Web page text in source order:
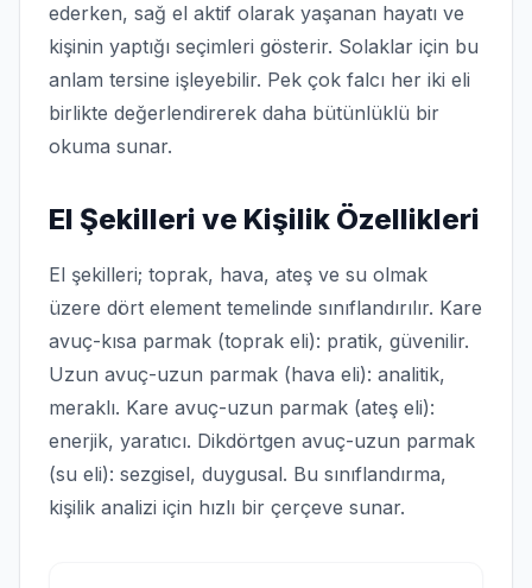
ederken, sağ el aktif olarak yaşanan hayatı ve
kişinin yaptığı seçimleri gösterir. Solaklar için bu
anlam tersine işleyebilir. Pek çok falcı her iki eli
birlikte değerlendirerek daha bütünlüklü bir
okuma sunar.
El Şekilleri ve Kişilik Özellikleri
El şekilleri; toprak, hava, ateş ve su olmak
üzere dört element temelinde sınıflandırılır. Kare
avuç-kısa parmak (toprak eli): pratik, güvenilir.
Uzun avuç-uzun parmak (hava eli): analitik,
meraklı. Kare avuç-uzun parmak (ateş eli):
enerjik, yaratıcı. Dikdörtgen avuç-uzun parmak
(su eli): sezgisel, duygusal. Bu sınıflandırma,
kişilik analizi için hızlı bir çerçeve sunar.